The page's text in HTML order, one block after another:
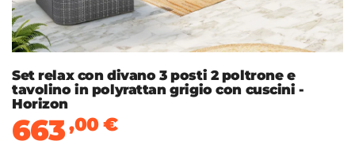
Set relax con divano 3 posti 2 poltrone e
tavolino in polyrattan grigio con cuscini -
Horizon
663,00€